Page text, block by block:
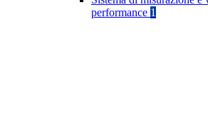
performance 1